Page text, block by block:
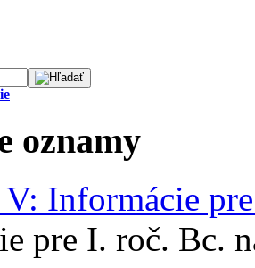
oznamy
Informácie
pre I. roč. Bc.